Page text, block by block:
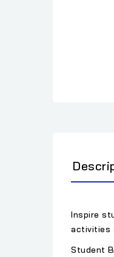
Inspire
activities
Student